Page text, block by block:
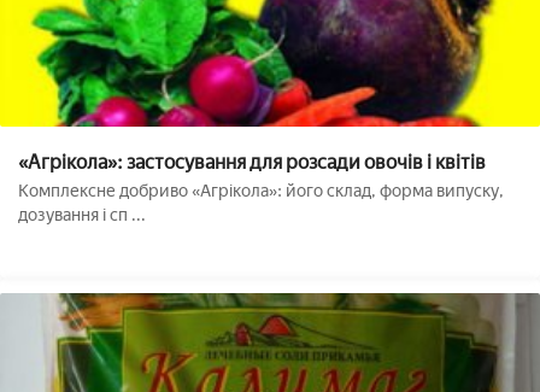
«Агрікола»: застосування для розсади овочів і квітів
Комплексне добриво «Агрікола»: його склад, форма випуску,
дозування і сп ...